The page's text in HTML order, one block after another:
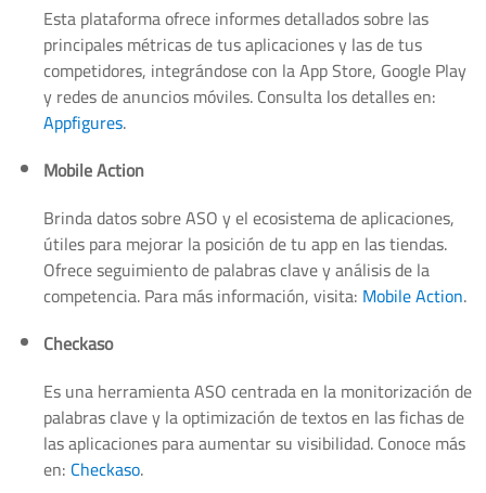
Esta plataforma ofrece informes detallados sobre las
principales métricas de tus aplicaciones y las de tus
competidores, integrándose con la App Store, Google Play
y redes de anuncios móviles. Consulta los detalles en:
Appfigures.
Mobile Action
Brinda datos sobre ASO y el ecosistema de aplicaciones,
útiles para mejorar la posición de tu app en las tiendas.
Ofrece seguimiento de palabras clave y análisis de la
competencia. Para más información, visita: Mobile Action.
Checkaso
Es una herramienta ASO centrada en la monitorización de
palabras clave y la optimización de textos en las fichas de
las aplicaciones para aumentar su visibilidad. Conoce más
en: Checkaso.